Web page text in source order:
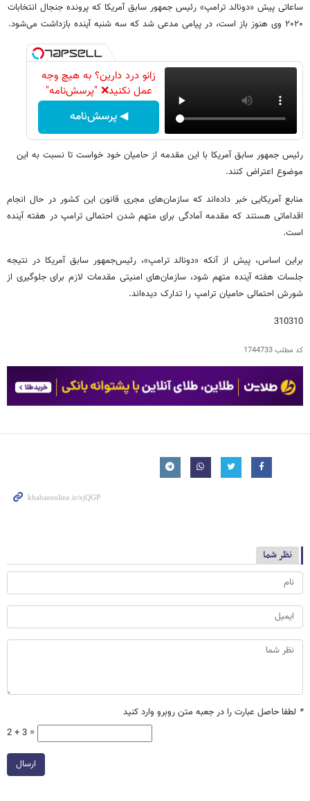
ساعاتی پیش «دونالد ترامپ» رئیس جمهور سابق آمریکا که پرونده جنجال انتخابات
۲۰۲۰ وی هنوز باز است، در پیامی مدعی شد که سه شنبه آینده بازداشت می‌شود.
زانو درد دارین؟ به هیچ وجه
عمل نکنید❌ "پرسش‌نامه"
◀ پرسش‌نامه
رئیس جمهور سابق آمریکا با این مقدمه از حامیان خود خواست تا نسبت به این
موضوع اعتراض کنند.
منابع آمریکایی خبر داده‌اند که سازمان‌های مجری قانون این کشور در حال انجام
اقداماتی هستند که مقدمه آمادگی برای متهم شدن احتمالی ترامپ در هفته آینده
است.
براین اساس، پیش از آنکه «دونالد ترامپ»، رئیس‌جمهور سابق آمریکا در نتیجه
جلسات هفته آینده متهم شود، سازمان‌های امنیتی مقدمات لازم برای جلوگیری از
شورش احتمالی حامیان ترامپ را تدارک دیده‌اند.
310310
کد مطلب1744733
نظر شما
* لطفا حاصل عبارت را در جعبه متن روبرو وارد کنید
2 + 3 =
ارسال